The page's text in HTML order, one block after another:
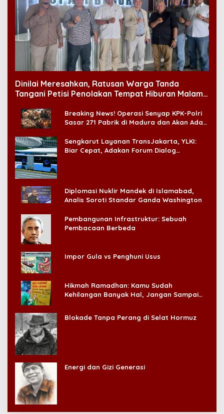
Dinilai Meresahkan, Ratusan Warga Tanda
Tangani Petisi Penolakan Tempat Hiburan Malam
Breaking News! Operasi Senyap KPK-Polri
Sasar 271 Pabrik di Madura dan Akan Ada
Sengkarut Layanan TransJakarta, YLKI:
Biar Cepat, Adakan Forum Dialog
Diplomasi Nuklir Mandek di Islamabad,
Analis Soroti Standar Ganda Washington
Pembangunan Infrastruktur: Sebuah
Pembacaan Berbeda
Impor Gula vs Penghuni Usus
Hikmah Ramadhan: Kamu Sudah
Kehilangan Banyak Hal, Jangan Sampai
Blokade Tanpa Perang di Selat Hormuz
Energi dan Gizi Generasi